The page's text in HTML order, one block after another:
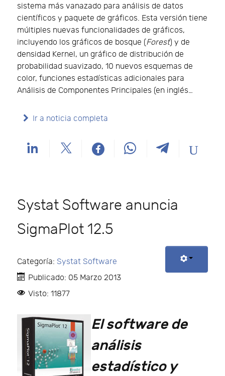
sistema más vanazado para análisis de datos
científicos y paquete de gráficos. Esta versión tiene
múltiples nuevas funcionalidades de gráficos,
incluyendo los gráficos de bosque (Forest) y de
densidad Kernel, un gráfico de distribución de
probabilidad suavizado, 10 nuevos esquemas de
color, funciones estadísticas adicionales para
Análisis de Componentes Principales (en inglés…
Ir a noticia completa
Systat Software anuncia
SigmaPlot 12.5
Categoría: Systat Software
Publicado: 05 Marzo 2013
Visto: 11877
El software de
análisis
estadístico y